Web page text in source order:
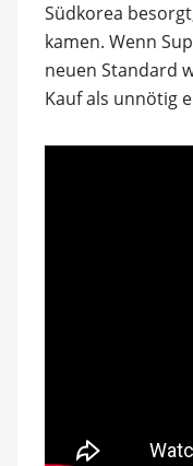
Südkorea
kamen. Wenn
neuen Standard
Kauf als unnötig